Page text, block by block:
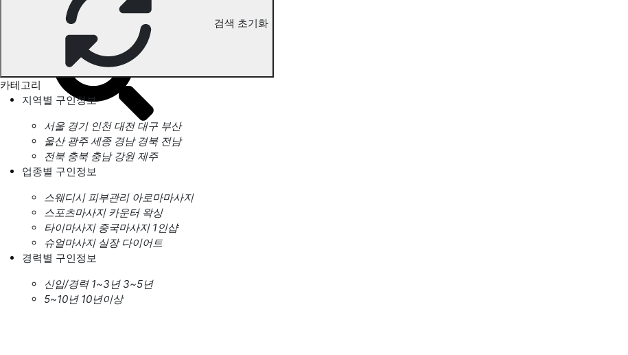
오산 카운터 구인정보
검색 초기화
카테고리
지역별 구인정보
서울 경기 인천 대전 대구 부산
울산 광주 세종 경남 경북 전남
전북 충북 충남 강원 제주
업종별 구인정보
스웨디시 피부관리 아로마마사지
스포츠마사지 카운터 왁싱
타이마사지 중국마사지 1인샵
슈얼마사지 실장 다이어트
경력별 구인정보
신입/경력 1~3년 3~5년
5~10년 10년이상